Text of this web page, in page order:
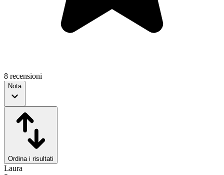
8 recensioni
Nota
Ordina i risultati
Laura